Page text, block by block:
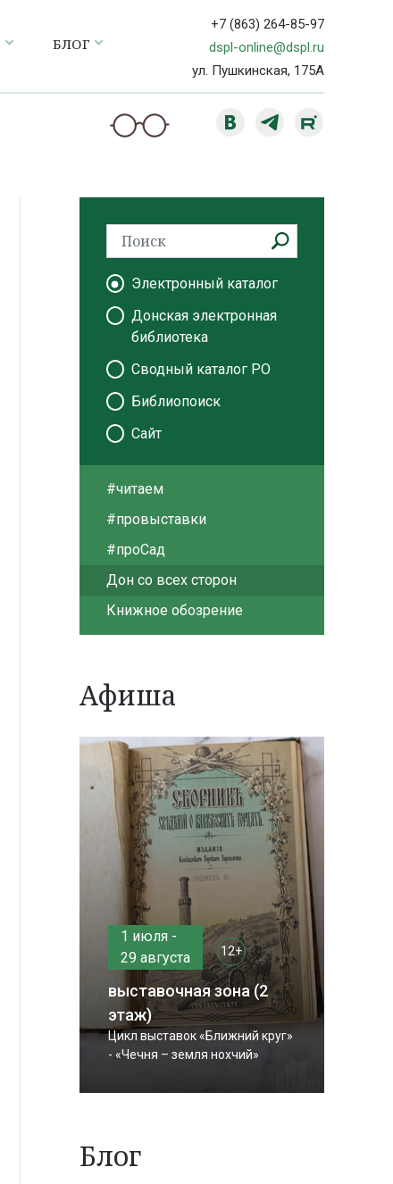
БЛОГ
+7 (863) 264-85-97
dspl-online@dspl.ru
ул. Пушкинская, 175А
Электронный каталог
Донская электронная
библиотека
Сводный каталог РО
Библиопоиск
Сайт
#читаем
#провыставки
#проСад
Дон со всех сторон
Книжное обозрение
Афиша
1 июля -
29 августа
12+
выставочная зона (2
этаж)
Цикл выставок «Ближний круг»
- «Чечня – земля нохчий»
Блог